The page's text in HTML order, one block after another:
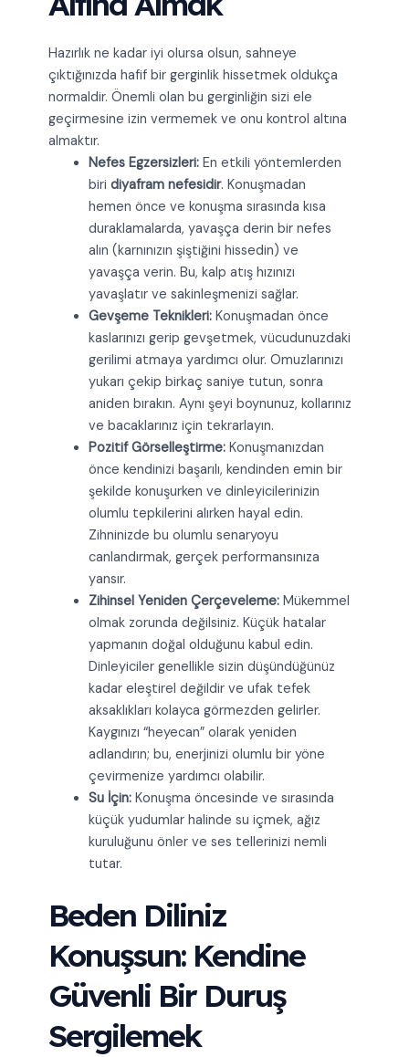
Hazırlık ne kadar iyi olursa olsun, sahneye
çıktığınızda hafif bir gerginlik hissetmek oldukça
normaldir. Önemli olan bu gerginliğin sizi ele
geçirmesine izin vermemek ve onu kontrol altına
almaktır.
Nefes Egzersizleri:En etkili yöntemlerden
biri diyafram nefesidir. Konuşmadan
hemen önce ve konuşma sırasında kısa
duraklamalarda, yavaşça derin bir nefes
alın (karnınızın şiştiğini hissedin) ve
yavaşça verin. Bu, kalp atış hızınızı
yavaşlatır ve sakinleşmenizi sağlar.
Gevşeme Teknikleri:Konuşmadan önce
kaslarınızı gerip gevşetmek, vücudunuzdaki
gerilimi atmaya yardımcı olur. Omuzlarınızı
yukarı çekip birkaç saniye tutun, sonra
aniden bırakın. Aynı şeyi boynunuz, kollarınız
ve bacaklarınız için tekrarlayın.
Pozitif Görselleştirme:Konuşmanızdan
önce kendinizi başarılı, kendinden emin bir
şekilde konuşurken ve dinleyicilerinizin
olumlu tepkilerini alırken hayal edin.
Zihninizde bu olumlu senaryoyu
canlandırmak, gerçek performansınıza
yansır.
Zihinsel Yeniden Çerçeveleme:Mükemmel
olmak zorunda değilsiniz. Küçük hatalar
yapmanın doğal olduğunu kabul edin.
Dinleyiciler genellikle sizin düşündüğünüz
kadar eleştirel değildir ve ufak tefek
aksaklıkları kolayca görmezden gelirler.
Kaygınızı “heyecan” olarak yeniden
adlandırın; bu, enerjinizi olumlu bir yöne
çevirmenize yardımcı olabilir.
Su İçin:Konuşma öncesinde ve sırasında
küçük yudumlar halinde su içmek, ağız
kuruluğunu önler ve ses tellerinizi nemli
tutar.
Beden Diliniz
Konuşsun: Kendine
Güvenli Bir Duruş
Sergilemek